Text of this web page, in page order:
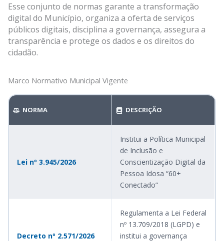
Esse conjunto de normas garante a transformação
digital do Município, organiza a oferta de serviços
públicos digitais, disciplina a governança, assegura a
transparência e protege os dados e os direitos do
cidadão.
Marco Normativo Municipal Vigente
NORMA DESCRIÇÃO
Lei nº 3.945/2026
Institui a Política Municipal
de Inclusão e
Conscientização Digital da
Pessoa Idosa “60+
Conectado”
Decreto nº 2.571/2026
Regulamenta a Lei Federal
nº 13.709/2018 (LGPD) e
institui a governança